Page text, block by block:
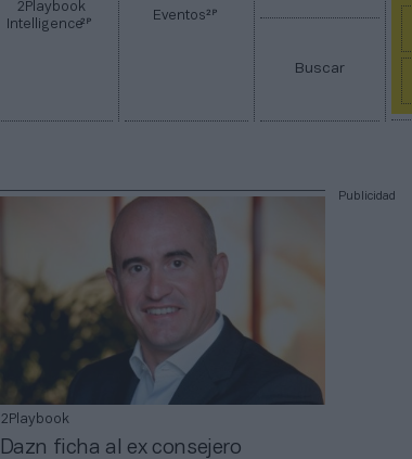
2Playbook
Intelligence2P Eventos2P
Buscar
2Playbook
Dazn ficha al ex consejero
Publicidad